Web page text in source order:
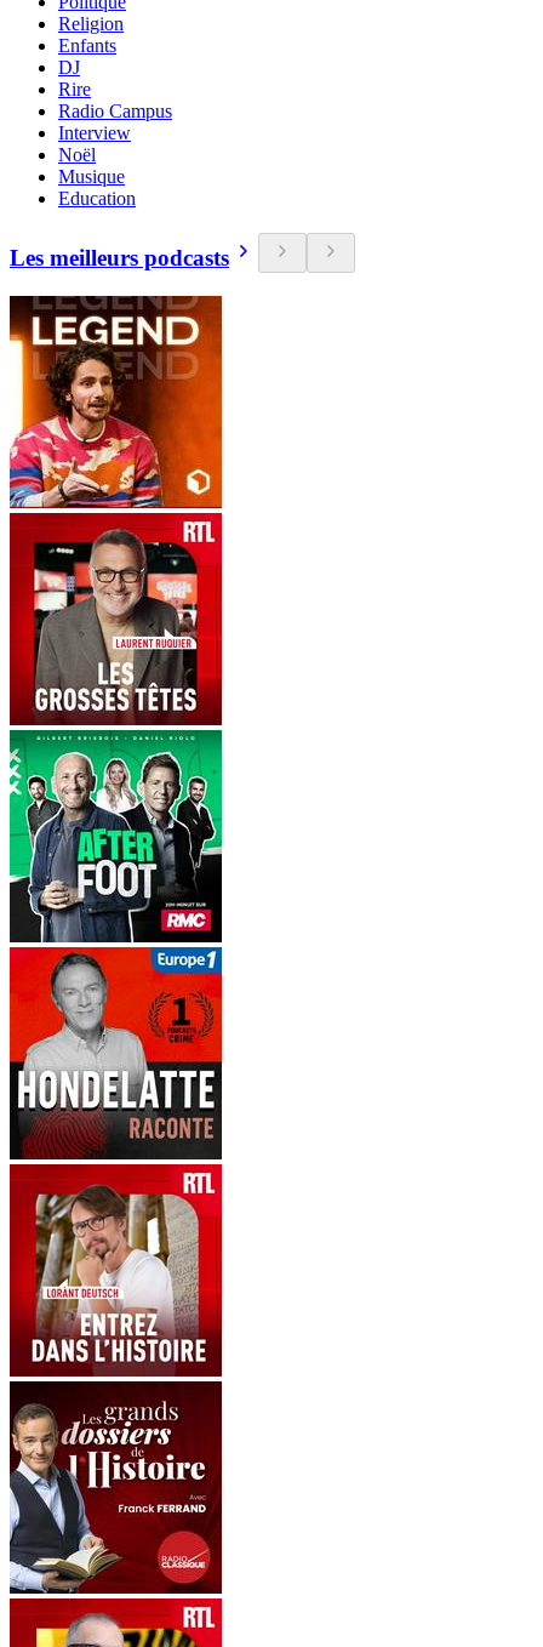
Religion
Enfants
DJ
Rire
Radio Campus
Interview
Noël
Musique
Education
Les meilleurs podcasts